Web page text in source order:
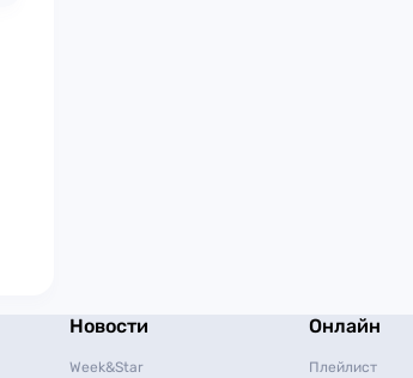
Новости
Week&Star
Онлайн
Плейлист